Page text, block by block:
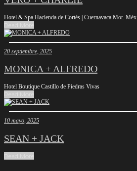
Hotel & Spa Hacienda de Cortés | Cuernavaca Mor. Méx.
20 septiembre, 2025
MONICA + ALFREDO
Hotel Boutique Castillo de Piedras Vivas
10 mayo, 2025
SEAN + JACK